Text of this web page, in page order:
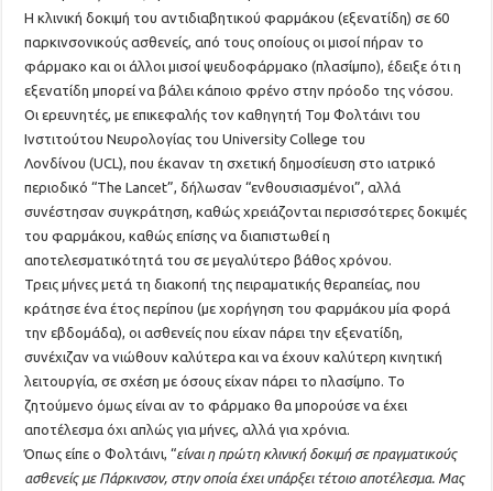
Η κλινική δοκιμή του αντιδιαβητικού φαρμάκου (εξενατίδη) σε 60
παρκινσονικούς ασθενείς, από τους οποίους οι μισοί πήραν το
φάρμακο και οι άλλοι μισοί ψευδοφάρμακο (πλασίμπο), έδειξε ότι η
εξενατίδη μπορεί να βάλει κάποιο φρένο στην πρόοδο της νόσου.
Οι ερευνητές, με επικεφαλής τον καθηγητή Τομ Φολτάινι του
Ινστιτούτου Νευρολογίας του University College του
Λονδίνου (UCL), που έκαναν τη σχετική δημοσίευση στο ιατρικό
περιοδικό “The Lancet”, δήλωσαν “ενθουσιασμένοι”, αλλά
συνέστησαν συγκράτηση, καθώς χρειάζονται περισσότερες δοκιμές
του φαρμάκου, καθώς επίσης να διαπιστωθεί η
αποτελεσματικότητά του σε μεγαλύτερο βάθος χρόνου.
Τρεις μήνες μετά τη διακοπή της πειραματικής θεραπείας, που
κράτησε ένα έτος περίπου (με χορήγηση του φαρμάκου μία φορά
την εβδομάδα), οι ασθενείς που είχαν πάρει την εξενατίδη,
συνέχιζαν να νιώθουν καλύτερα και να έχουν καλύτερη κινητική
λειτουργία, σε σχέση με όσους είχαν πάρει το πλασίμπο. Το
ζητούμενο όμως είναι αν το φάρμακο θα μπορούσε να έχει
αποτέλεσμα όχι απλώς για μήνες, αλλά για χρόνια.
Όπως είπε ο Φολτάινι, “είναι η πρώτη κλινική δοκιμή σε πραγματικούς
ασθενείς με Πάρκινσον, στην οποία έχει υπάρξει τέτοιο αποτέλεσμα. Μας